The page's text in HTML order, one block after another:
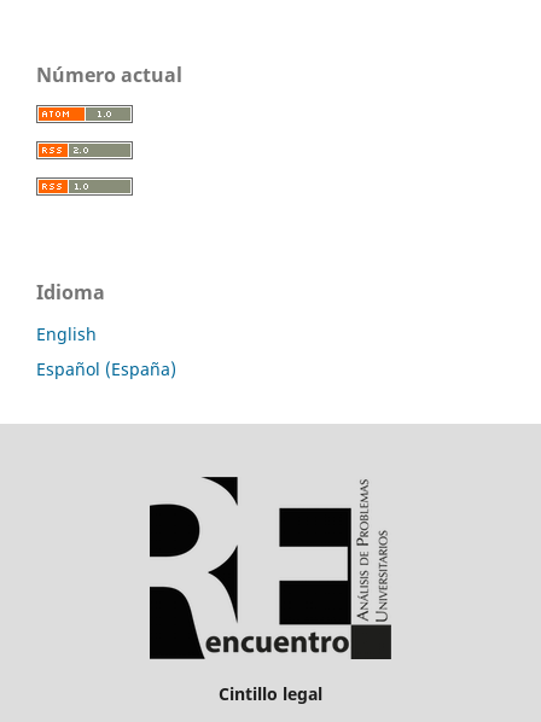
Número actual
Idioma
English
Español (España)
Cintillo legal